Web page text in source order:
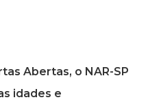
Abertas, o NAR-SP
idades e